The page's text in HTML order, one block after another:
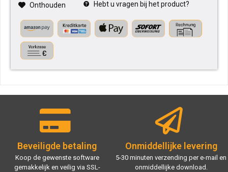
Onthouden Hebt u vragen bij het product?
Beveiligde betaling
Koop de gewenste software
gemakkelijk en veilig via SSL-
Onmiddellijke levering
5-30 minuten verzending per e-mail en
onmiddellijke download.